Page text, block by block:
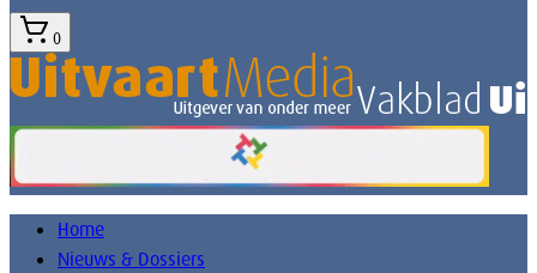
0
Home
Nieuws & Dossiers